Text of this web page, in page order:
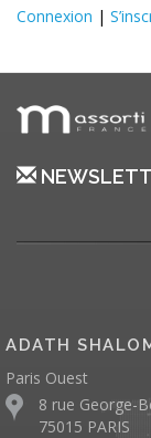
Connexion |
ADATH
Paris Ouest
8 rue George-
75015 PARIS